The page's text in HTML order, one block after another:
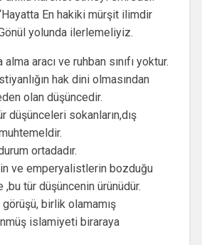
En hakiki mürşit ilimdir
yolunda ilerlemeliyiz.
aracı ve ruhban sınıfı yoktur.
hak dini olmasından
olan düşüncedir.
düşünceleri sokanların,dış
ortadadır.
ve emperyalistlerin bozduğu
tür düşüncenin ürünüdür.
birlik olamamış
islamiyeti biraraya